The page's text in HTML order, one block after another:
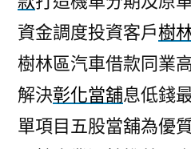
資金調度投資客戶樹
樹林區汽車借款同業
解決彰化當舖息低錢
單項目五股當舖為優